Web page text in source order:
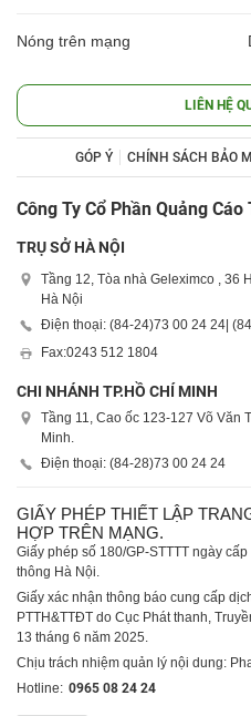
Nóng trên mạng
LIÊN HỆ
GÓP Ý CHÍNH SÁCH BẢO
Công Ty Cổ Phần Quảng
TRỤ SỞ HÀ NỘI
Tầng 12, Tòa nhà Geleximco , 36
Hà Nội
Điện thoại: (84-24)73 00 24 24 |
Fax:0243 512 1804
CHI NHÁNH TP.HỒ CHÍ MINH
Tầng 11, Cao ốc 123-127 Võ Văn
Minh.
Điện thoại: (84-28)73 00 24 24
GIẤY PHÉP THIẾT LẬP
HỢP TRÊN MẠNG.
Giấy phép số 180/GP-STTTT ngày
thông Hà Nội.
Giấy xác nhận thông báo cung cấp
PTTH&TTĐT do Cục Phát thanh,
13 tháng 6 năm 2025.
Chịu trách nhiệm quản lý nội dung:
Hotline: 0965 08 24 24